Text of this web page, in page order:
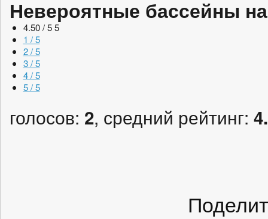
Невероятные бассейны
4.50 / 5 5
1 / 5
2 / 5
3 / 5
4 / 5
5 / 5
голосов: 2, средний рейтинг: